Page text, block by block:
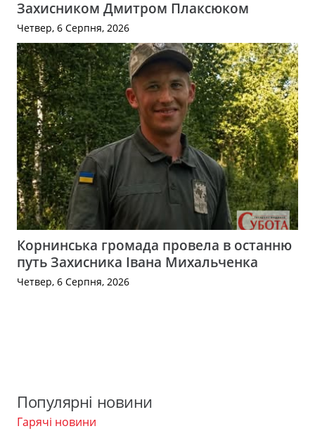
Захисником Дмитром Плаксюком
Четвер, 6 Серпня, 2026
Корнинська громада провела в останню
путь Захисника Івана Михальченка
Четвер, 6 Серпня, 2026
Популярні новини
Гарячі новини